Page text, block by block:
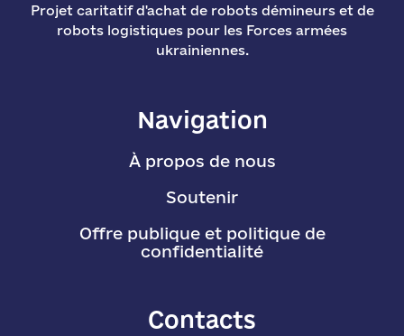
Projet caritatif d'achat de robots démineurs et de
robots logistiques pour les Forces armées
ukrainiennes.
Navigation
À propos de nous
Soutenir
Offre publique et politique de
confidentialité
Contacts